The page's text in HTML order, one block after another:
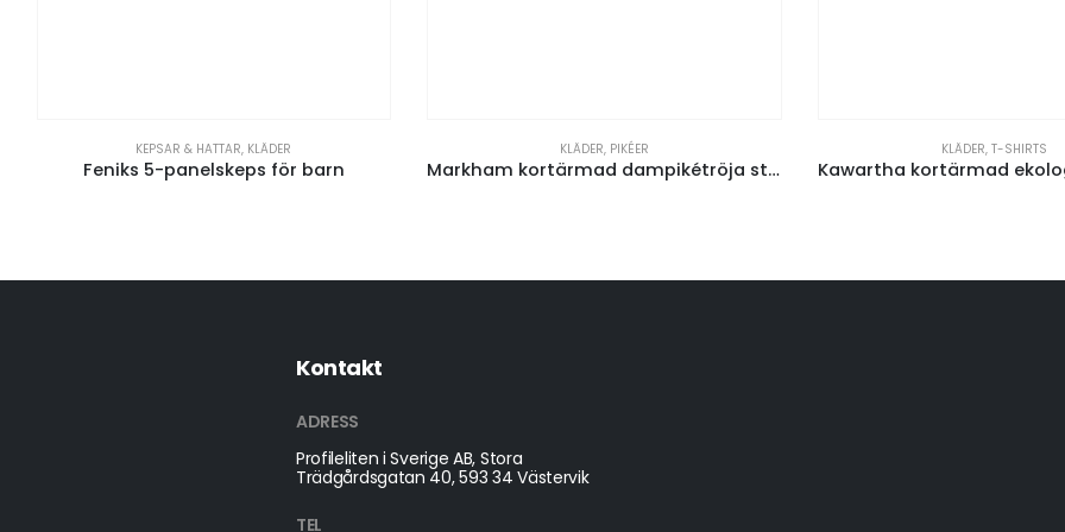
för barn Markham kortärmad dampikétröja stretch Kawartha kortärmad ekologisk t-shirt dam
Kontakt
ADRESS
Profileliten i Sverige AB, Stora
Trädgårdsgatan 40, 593 34 Västervik
TEL